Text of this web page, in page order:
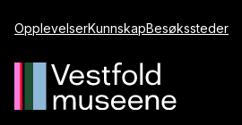
OpplevelserKunnskapBesøkssteder